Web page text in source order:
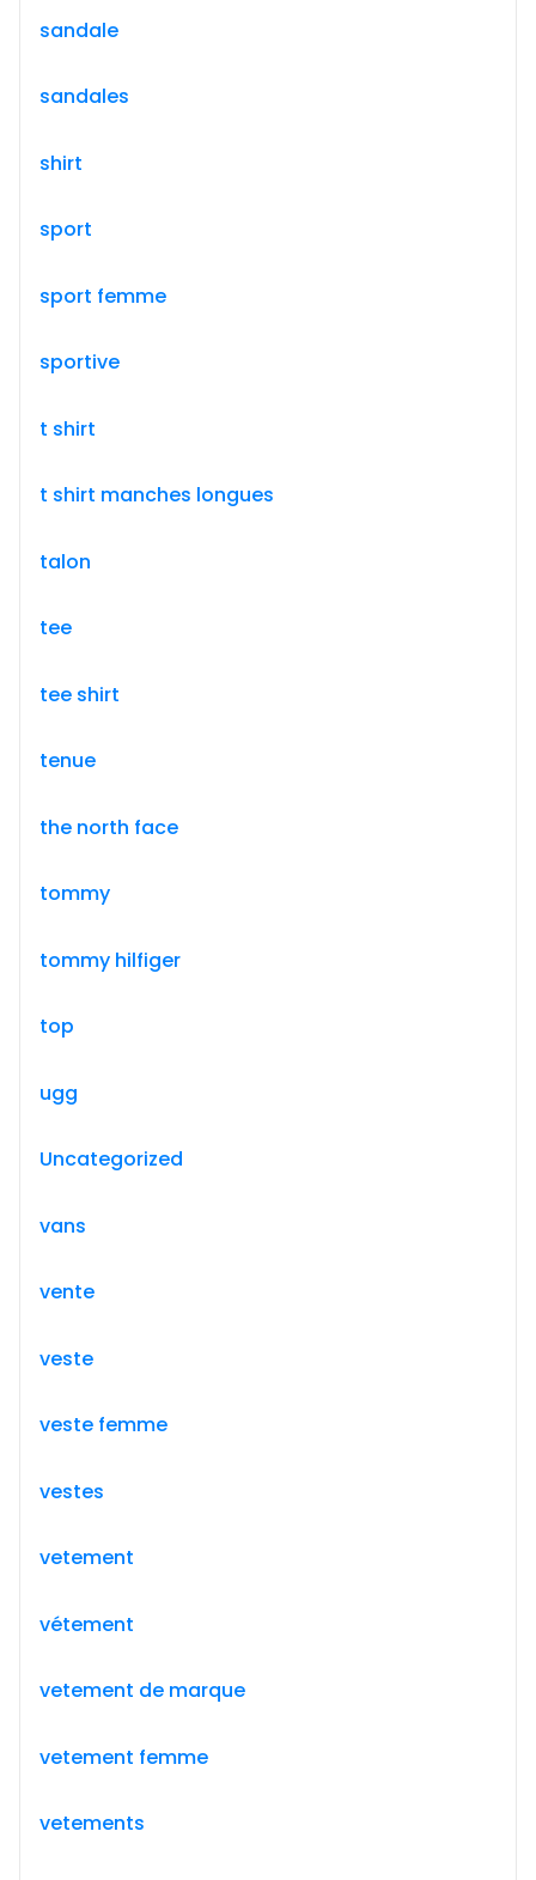
sandale
sandales
shirt
sport
sport femme
sportive
t shirt
t shirt manches longues
talon
tee
tee shirt
tenue
the north face
tommy
tommy hilfiger
top
ugg
Uncategorized
vans
vente
veste
veste femme
vestes
vetement
vétement
vetement de marque
vetement femme
vetements